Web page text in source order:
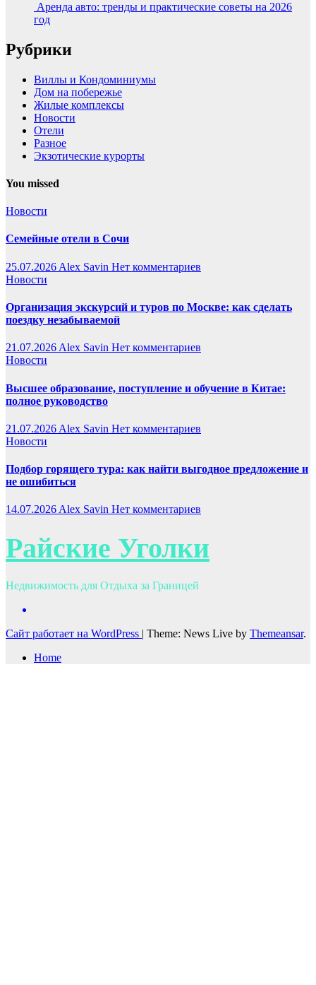
Аренда авто: тренды и практические советы на 2026
год
Рубрики
Виллы и Кондоминиумы
Дом на побережье
Жилые комплексы
Новости
Отели
Разное
Экзотические курорты
You missed
Новости
Семейные отели в Сочи
25.07.2026 Alex Savin Нет комментариев
Новости
Организация экскурсий и туров по Москве: как сделать
поездку незабываемой
21.07.2026 Alex Savin Нет комментариев
Новости
Высшее образование, поступление и обучение в Китае:
полное руководство
21.07.2026 Alex Savin Нет комментариев
Новости
Подбор горящего тура: как найти выгодное предложение и
не ошибиться
14.07.2026 Alex Savin Нет комментариев
Райские Уголки
Недвижимость для Отдыха за Границей
Сайт работает на WordPress | Theme: News Live by Themeansar.
Home